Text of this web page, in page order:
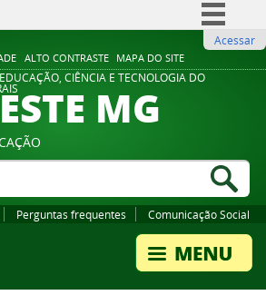
ALTO CONTRASTE MAPA DO SITE
Comunica BR
Participe
Legislação
Acessar
CIÊNCIA E TECNOLOGIA DO
MG
Perguntas frequentes Comunicação Social